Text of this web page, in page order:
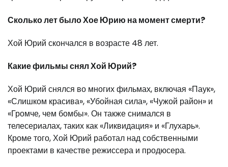
Сколько лет было Хое Юрию на момент смерти?
Хой Юрий скончался в возрасте 48 лет.
Какие фильмы снял Хой Юрий?
Хой Юрий снялся во многих фильмах, включая «Паук»,
«Слишком красива», «Убойная сила», «Чужой район» и
«Громче, чем бомбы». Он также снимался в
телесериалах, таких как «Ликвидация» и «Глухарь».
Кроме того, Хой Юрий работал над собственными
проектами в качестве режиссера и продюсера.